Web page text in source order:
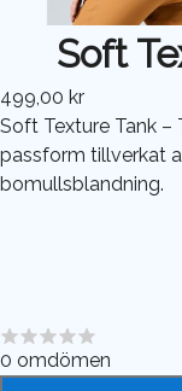
Soft
499,00 kr
Soft Texture Tank –
passform tillverkat
bomullsblandning.
0 omdömen